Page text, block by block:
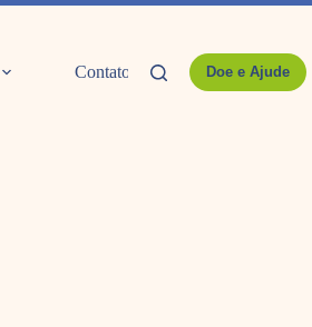
Contato Doe e Ajude